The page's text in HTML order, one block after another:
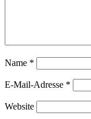
Name *
E-Mail-Adresse *
Website